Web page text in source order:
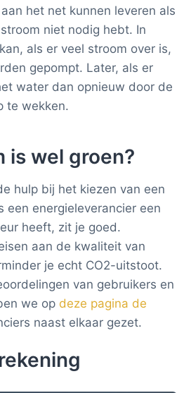
het net kunnen leveren als
niet nodig hebt. In
als er veel stroom over is,
gepompt. Later, als er
water dan opnieuw door de
te wekken.
is wel groen?
hulp bij het kiezen van een
een energieleverancier een
heeft, zit je goed.
aan de kwaliteit van
je echt CO2-uitstoot.
van gebruikers en
we op deze pagina de
naast elkaar gezet.